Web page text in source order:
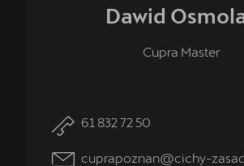
Dawid
Cupra Master
61 832 72 50
cuprapoznan@cichy-